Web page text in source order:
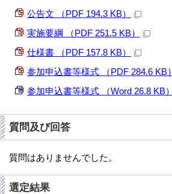
公告文 （PDF 194.3 KB）
実施要綱 （PDF 251.5 KB）
仕様書 （PDF 157.8 KB）
参加申込書等様式 （PDF 284.6 KB）
参加申込書等様式 （Word 26.8 KB）
質問及び回答
質問はありませんでした。
選定結果